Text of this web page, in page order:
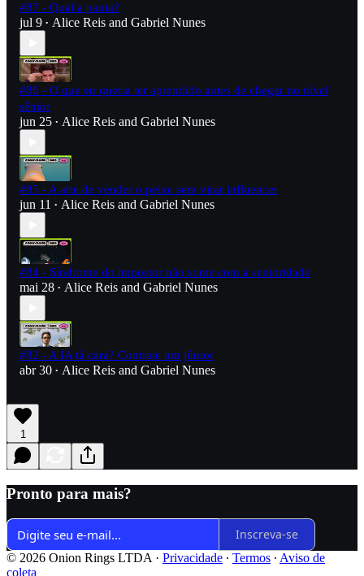
#87 - Qual a pauta?
jul 9 • Alice Reis and Gabriel Nunes
#86 - O que eu queria ter aprendido antes de chegar no nível
sênior
jun 25 • Alice Reis and Gabriel Nunes
#85 - A arte de vender o peixe sem virar influencer
jun 11 • Alice Reis and Gabriel Nunes
#84 - Síndrome do impostor não some com a senioridade
mai 28 • Alice Reis and Gabriel Nunes
#82 - A IA tá cara? Contrate um júnior
abr 30 • Alice Reis and Gabriel Nunes
1
Pronto para mais?
Inscreva-se
© 2026 Onion Rings LTDA · Privacidade ∙ Termos ∙ Aviso de
coleta